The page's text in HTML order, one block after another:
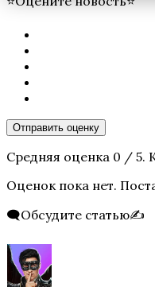
Секрет Небес 3 —
Там, Где Любовь Горит
Отправить оценку
Средняя оценка 0 / 5.
Оценок пока нет.
🗨️Обсудите статью✍️